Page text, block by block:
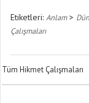
Etiketleri: Anlam>
Çalışmaları
Tüm Hikmet Çalışmaları